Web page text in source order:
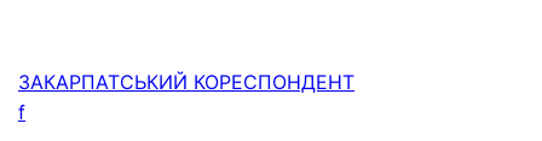
ЗАКАРПАТСЬКИЙ КОРЕСПОНДЕНТ
f